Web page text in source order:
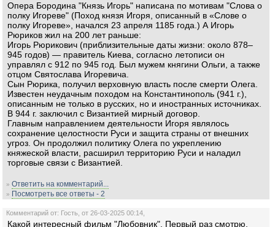
Опера Бородина "Князь Игорь" написана по мотивам "Слова о
полку Игореве" (Поход князя Игоря, описанный в «Слове о
полку Игореве», начался 23 апреля 1185 года.) А Игорь
Рюриков жил на 200 лет раньше:
Игорь Рюрикович (приблизительные даты жизни: около 878–
945 годов) — правитель Киева, согласно летописи он
управлял с 912 по 945 год. Был мужем княгини Ольги, а также
отцом Святослава Игоревича.
Сын Рюрика, получил верховную власть после смерти Олега.
Известен неудачным походом на Константинополь (941 г.),
описанным не только в русских, но и иностранных источниках.
В 944 г. заключил с Византией мирный договор.
Главным направлением деятельности Игоря являлось
сохранение целостности Руси и защита страны от внешних
угроз. Он продолжил политику Олега по укреплению
княжеской власти, расширил территорию Руси и наладил
торговые связи с Византией.
» Ответить на комментарий...
» Посмотреть все ответы - 2
Комментарий от: Гость, от 26-03-2025 00:14,
Какой интересный фильм "Любовник". Первый раз смотрю.